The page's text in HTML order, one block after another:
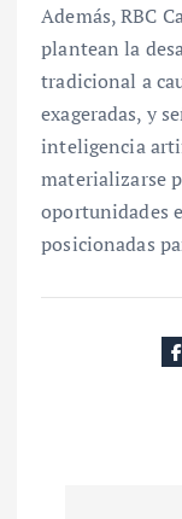
Además, RBC
plantean la
tradicional a
exageradas, y
inteligencia
materializarse
oportunidades
posicionadas